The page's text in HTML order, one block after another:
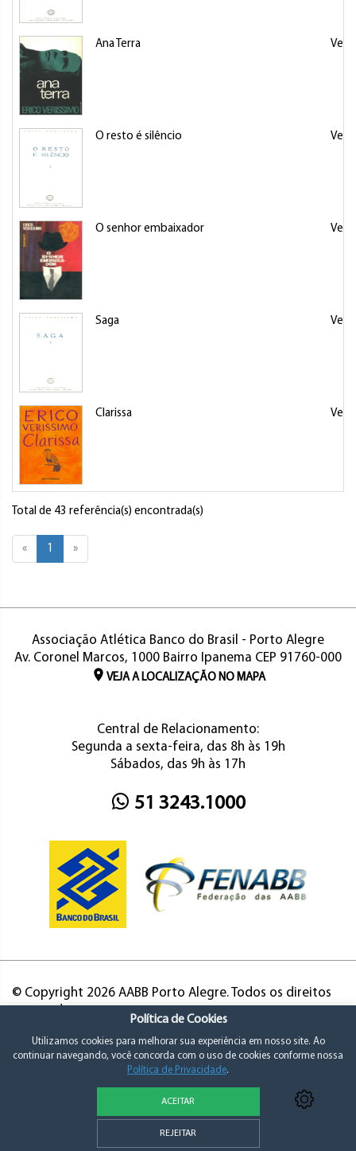
Ana Terra
O resto é silêncio
O senhor embaixador
Saga
Clarissa
Total de 43 referência(s) encontrada(s)
« 1 »
Associação Atlética Banco do Brasil - Porto Alegre
Av. Coronel Marcos, 1000 Bairro Ipanema CEP 91760-000
VEJA A LOCALIZAÇÃO NO MAPA
Central de Relacionamento:
Segunda a sexta-feira, das 8h às 19h
Sábados, das 9h às 17h
51 3243.1000
© Copyright 2026 AABB Porto Alegre. Todos os direitos
Política de Privacidade e Consentimento
Política de Cookies
Utilizamos cookies para melhorar sua experiência em nosso site. Ao
continuar navegando, você concorda com o uso de cookies conforme nossa
Política de Privacidade.
ACEITAR
REJEITAR